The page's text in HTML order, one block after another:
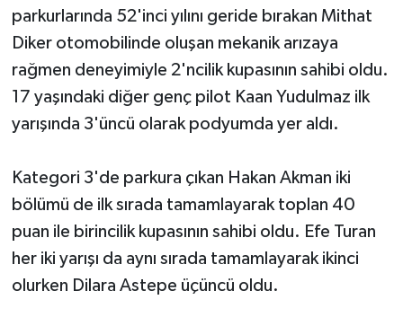
parkurlarında 52'inci yılını geride bırakan Mithat
Diker otomobilinde oluşan mekanik arızaya
rağmen deneyimiyle 2'ncilik kupasının sahibi oldu.
17 yaşındaki diğer genç pilot Kaan Yudulmaz ilk
yarışında 3'üncü olarak podyumda yer aldı.
Kategori 3'de parkura çıkan Hakan Akman iki
bölümü de ilk sırada tamamlayarak toplan 40
puan ile birincilik kupasının sahibi oldu. Efe Turan
her iki yarışı da aynı sırada tamamlayarak ikinci
olurken Dilara Astepe üçüncü oldu.